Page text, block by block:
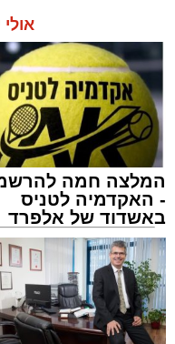
אולי
המלצה חמה
- האקדמיה לטניס
באשדוד של אלפרד
קריאולנסקי - לילדים